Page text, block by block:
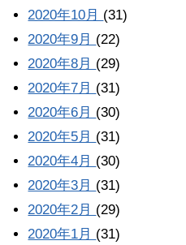
2020年10月 (31)
2020年9月 (22)
2020年8月 (29)
2020年7月 (31)
2020年6月 (30)
2020年5月 (31)
2020年4月 (30)
2020年3月 (31)
2020年2月 (29)
2020年1月 (31)